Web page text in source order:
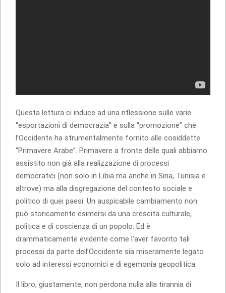
Questa lettura ci induce ad una riflessione sulle varie
“esportazioni di democrazia” e sulla “promozione” che
l’Occidente ha strumentalmente fornito alle cosiddette
“Primavere Arabe”. Primavere a fronte delle quali abbiamo
assistito non già alla realizzazione di processi
democratici (non solo in Libia ma anche in Siria, Tunisia e
altrove) ma alla disgregazione del contesto sociale e
politico di quei paesi. Un auspicabile cambiamento non
può storicamente esimersi da una crescita culturale,
politica e di coscienza di un popolo. Ed è
drammaticamente evidente come l’aver favorito tali
processi da parte dell’Occidente sia miseramente legato
solo ad interessi economici e di egemonia geopolitica.
Il libro, giustamente, non perdona nulla alla tirannia di